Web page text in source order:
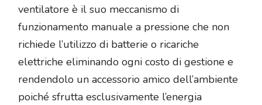
ventilatore è il suo meccanismo di
funzionamento manuale a pressione che non
richiede l’utilizzo di batterie o ricariche
elettriche eliminando ogni costo di gestione e
rendendolo un accessorio amico dell’ambiente
poiché sfrutta esclusivamente l’energia